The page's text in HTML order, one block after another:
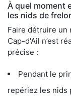
À quel moment
les nids de
Faire détruire un
Cap-d'Ail n’est
précise :
Pendant le
repériez les nids